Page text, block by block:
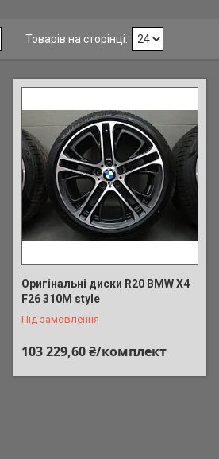
Оригінальні диски R20 BMW X4
F26 310M style
Під замовлення
103 229,60 ₴/комплект